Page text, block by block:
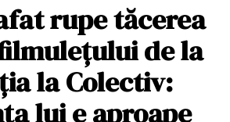
rupe tăcerea
de la
la Colectiv:
lui e aproape